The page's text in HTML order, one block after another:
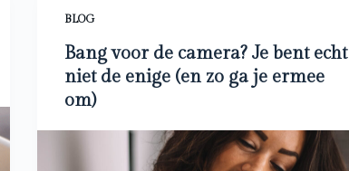
BLOG
Bang voor de camera? Je bent echt
niet de enige (en zo ga je ermee
om)